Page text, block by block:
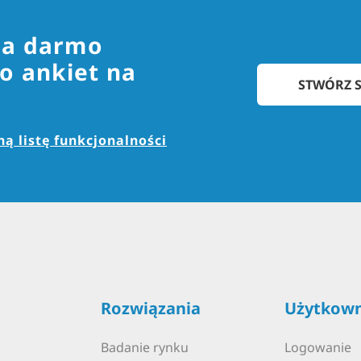
STWÓRZ
darmo
ankiet na
listę funkcjonalności
Rozwiązania
Badanie rynku Logowanie